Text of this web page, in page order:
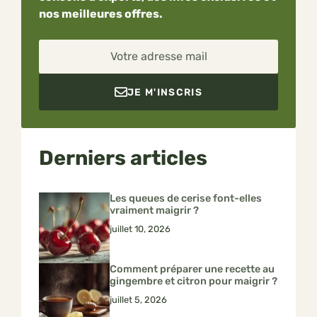
nos meilleures offres.
Votre adresse mail
JE M'INSCRIS
Derniers articles
Les queues de cerise font-elles
vraiment maigrir ?
juillet 10, 2026
Comment préparer une recette au
gingembre et citron pour maigrir ?
juillet 5, 2026